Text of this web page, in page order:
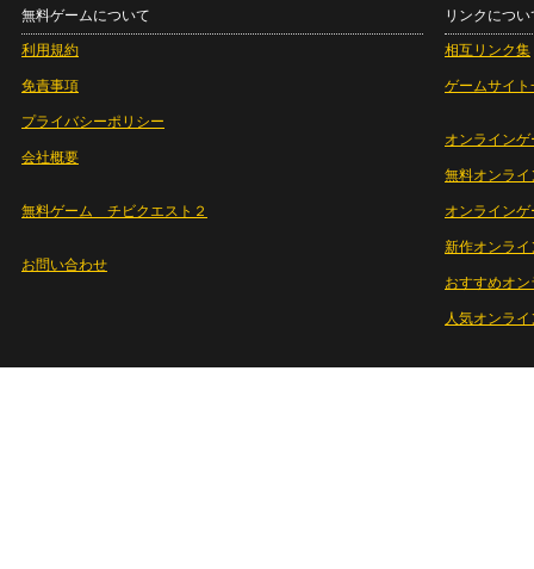
無料ゲームについて
利用規約
免責事項
プライバシーポリシー
会社概要
無料ゲーム チビクエスト２
お問い合わせ
リンクについ
相互リンク集
ゲームサイト
オンラインゲ
無料オンライ
オンライン
新作オンライ
おすすめオ
人気オンラ